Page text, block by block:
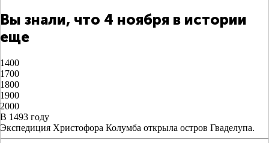
Вы знали, что 4 ноября в истории
еще
1400
1700
1800
1900
2000
В 1493 году
Экспедиция Христофора Колумба открыла остров Гваделупа.